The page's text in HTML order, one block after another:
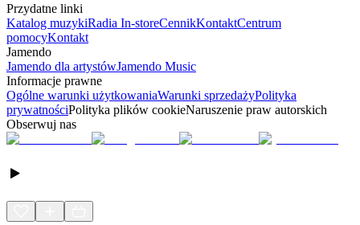
Przydatne linki
Katalog muzykiRadia In-storeCennikKontaktCentrum
pomocyKontakt
Jamendo
Jamendo dla artystówJamendo Music
Informacje prawne
Ogólne warunki użytkowaniaWarunki sprzedażyPolityka
prywatnościPolityka plików cookieNaruszenie praw autorskich
Obserwuj nas